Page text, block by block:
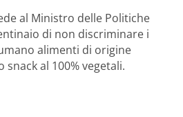
al Ministro delle Politiche
di non discriminare i
alimenti di origine
al 100% vegetali.